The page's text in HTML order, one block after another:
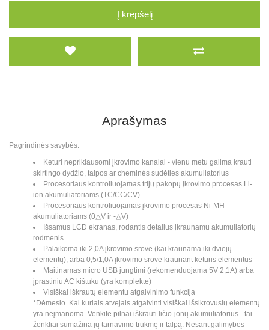
Į krepšelį
Aprašymas
Pagrindinės savybės:
Keturi nepriklausomi įkrovimo kanalai - vienu metu galima krauti
skirtingo dydžio, talpos ar cheminės sudėties akumuliatorius
Procesoriaus kontroliuojamas trijų pakopų įkrovimo procesas Li-
ion akumuliatoriams (TC/CC/CV)
Procesoriaus kontroliuojamas įkrovimo procesas Ni-MH
akumuliatoriams (0△V ir -△V)
Išsamus LCD ekranas, rodantis detalius įkraunamų akumuliatorių
rodmenis
Palaikoma iki 2,0A įkrovimo srovė (kai kraunama iki dviejų
elementų), arba 0,5/1,0A įkrovimo srovė kraunant keturis elementus
Maitinamas micro USB jungtimi (rekomenduojama 5V 2,1A) arba
įprastiniu AC kištuku (yra komplekte)
Visiškai iškrautų elementų atgaivinimo funkcija
*Dėmesio. Kai kuriais atvejais atgaivinti visiškai išsikrovusių elementų
yra neįmanoma. Venkite pilnai iškrauti ličio-jonų akumuliatorius - tai
ženkliai sumažina jų tarnavimo trukmę ir talpą. Nesant galimybės